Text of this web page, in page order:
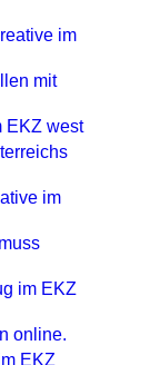
im
mit
EKZ west
im
im EKZ
online.
EKZ